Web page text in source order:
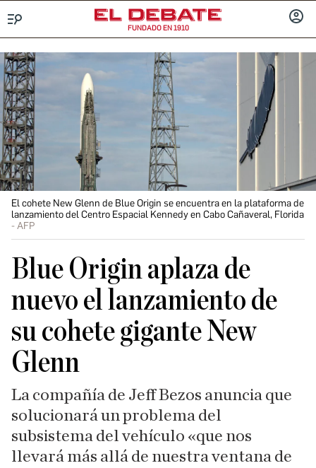
FUNDADO EN 1910
El cohete New Glenn de Blue Origin se encuentra en la plataforma de
lanzamiento del Centro Espacial Kennedy en Cabo Cañaveral, Florida
AFP
Blue Origin aplaza de
nuevo el lanzamiento de
su cohete gigante New
Glenn
La compañía de Jeff Bezos anuncia que
solucionará un problema del
subsistema del vehículo «que nos
llevará más allá de nuestra ventana de